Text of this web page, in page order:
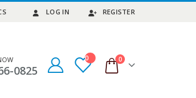
LOG IN REGISTER
0825
0 0